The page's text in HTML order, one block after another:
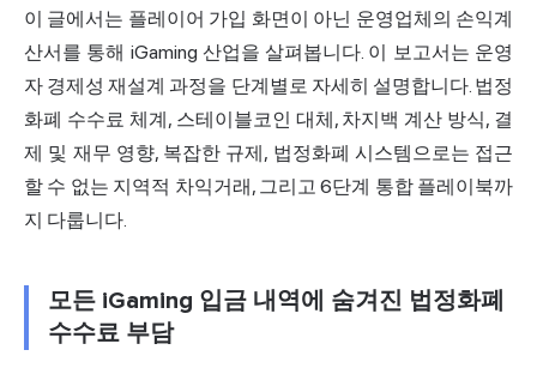
이 글에서는 플레이어 가입 화면이 아닌 운영업체의 손익계
산서를 통해 iGaming 산업을 살펴봅니다. 이 보고서는 운영
자 경제성 재설계 과정을 단계별로 자세히 설명합니다. 법정
화폐 수수료 체계, 스테이블코인 대체, 차지백 계산 방식, 결
제 및 재무 영향, 복잡한 규제, 법정화폐 시스템으로는 접근
할 수 없는 지역적 차익거래, 그리고 6단계 통합 플레이북까
지 다룹니다.
모든 iGaming 입금 내역에 숨겨진 법정화폐
수수료 부담